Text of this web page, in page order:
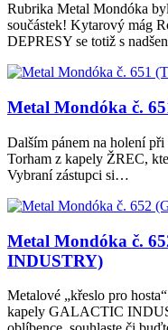
Rubrika Metal Mondóka
součástek! Kytarový mág
DEPRESY se totiž s
Metal Mondóka č.
Dalším pánem na holení při
Torham z kapely ŽREC,
Vybraní zástupci si…
Metal Mondóka č.
INDUSTRY)
Metalové „křeslo pro
kapely GALACTIC